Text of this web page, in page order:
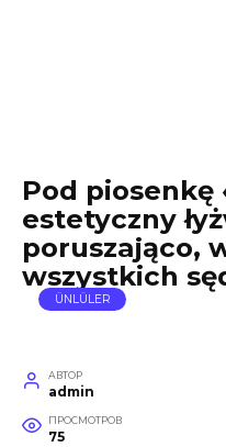
Pod
estetyczny
poruszająco,
wszystkich
ÜNLÜLER
АВТОР
admin
ПРОСМОТРОВ
75